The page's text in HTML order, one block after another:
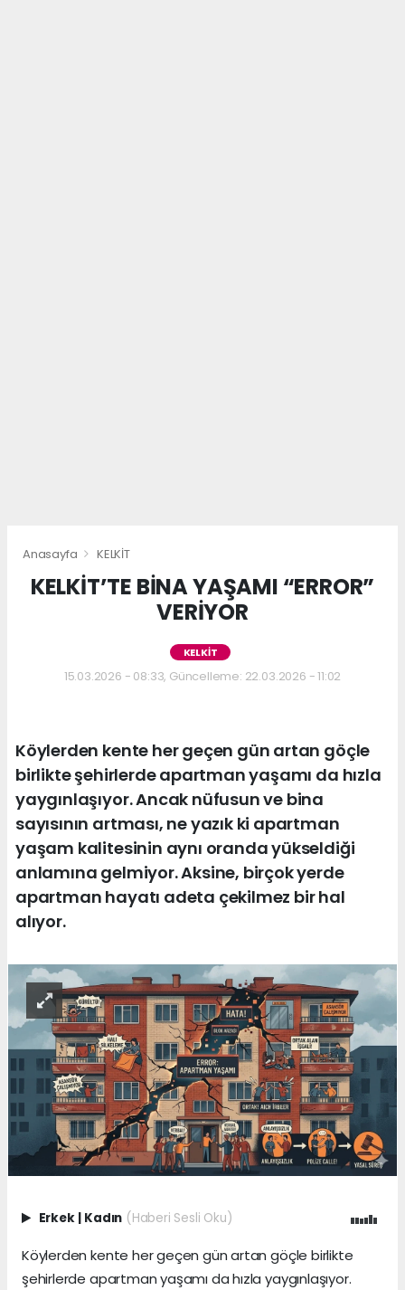
Anasayfa KELKİT
KELKİT’TE BİNA YAŞAMI “ERROR”
VERİYOR
KELKİT
15.03.2026 - 08:33, Güncelleme: 22.03.2026 - 11:02
Köylerden kente her geçen gün artan göçle
birlikte şehirlerde apartman yaşamı da hızla
yaygınlaşıyor. Ancak nüfusun ve bina
sayısının artması, ne yazık ki apartman
yaşam kalitesinin aynı oranda yükseldiği
anlamına gelmiyor. Aksine, birçok yerde
apartman hayatı adeta çekilmez bir hal
alıyor.
Erkek Kadın (Haberi Sesli Oku)
Köylerden kente her geçen gün artan göçle birlikte
şehirlerde apartman yaşamı da hızla yaygınlaşıyor.